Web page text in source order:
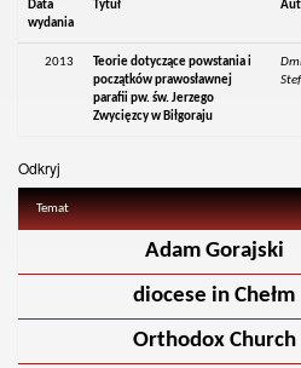
Data
wydania
Tytuł
2013
Teorie dotyczące powstania i
początków prawosławnej
parafii pw. św. Jerzego
Zwycięzcy w Biłgoraju
Odkryj
Temat
Adam Gorajski
diocese in Chełm
Orthodox Church